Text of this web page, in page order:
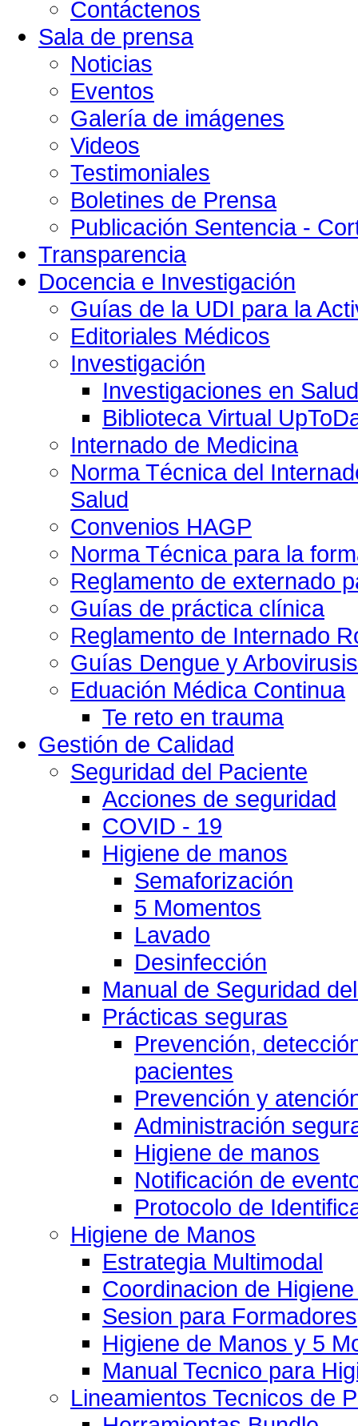
Contáctenos
Sala de prensa
Noticias
Eventos
Galería de imágenes
Videos
Testimoniales
Boletines de Prensa
Publicación Sentencia -
Transparencia
Docencia e Investigación
Guías de la UDI para la
Editoriales Médicos
Investigación
Investigaciones en Salud
Biblioteca Virtual
Internado de Medicina
Norma Técnica del
Salud
Convenios HAGP
Norma Técnica para la
Reglamento de externado
Guías de práctica clínica
Reglamento de Internado
Guías Dengue y
Eduación Médica Continua
Te reto en trauma
Gestión de Calidad
Seguridad del Paciente
Acciones de seguridad
COVID - 19
Higiene de manos
Semaforización
5 Momentos
Lavado
Desinfección
Manual de Seguridad
Prácticas seguras
Prevención,
pacientes
Prevención y
Administración
Higiene de manos
Notificación de
Protocolo de
Higiene de Manos
Estrategia Multimodal
Coordinacion de
Sesion para
Higiene de Manos y 5
Manual Tecnico para
Lineamientos Tecnicos de